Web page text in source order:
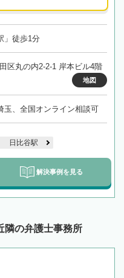
」徒歩1分
区丸の内2-2-1 岸本ビル4階
地図
玉、全国オンライン相談可
日比谷駅
解決事例を見る
隣の弁護士事務所